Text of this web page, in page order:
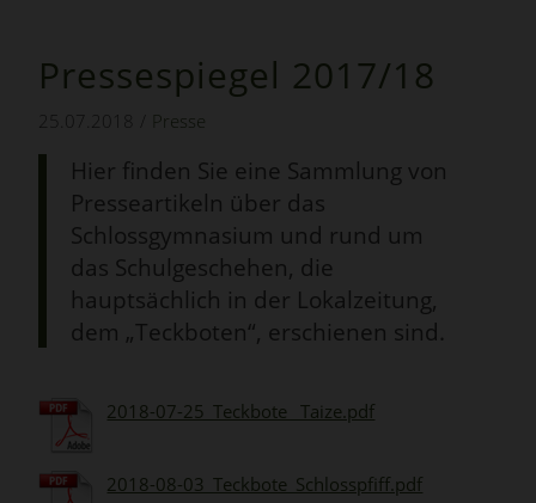
Pressespiegel 2017/18
25.07.2018 Presse
Hier finden Sie eine Sammlung von
Presseartikeln über das
Schlossgymnasium und rund um
das Schulgeschehen, die
hauptsächlich in der Lokalzeitung,
dem „Teckboten“, erschienen sind.
2018-07-25_Teckbote _Taize.pdf
2018-08-03_Teckbote_Schlosspfiff.pdf